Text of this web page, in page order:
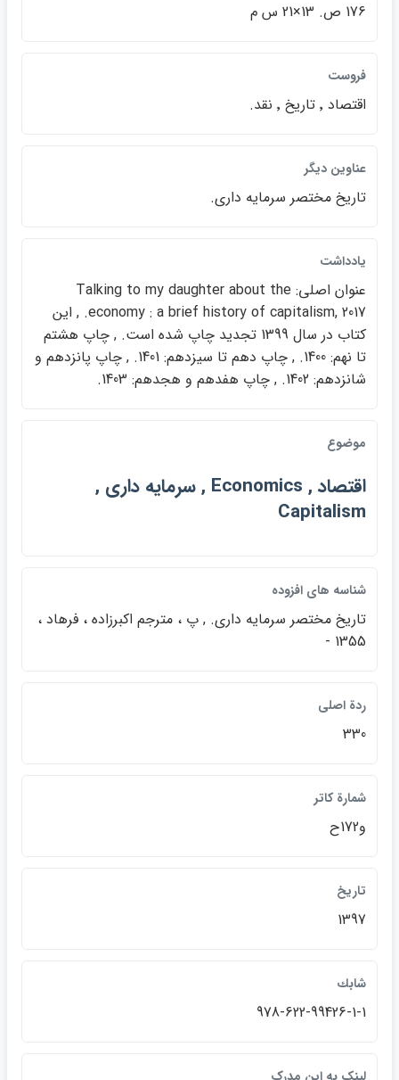
176 ص. 13×21 س م
فروست
اقتصاد ٬ تاريخ ٬ نقد.
عناوين ديگر
تاريخ مختصر سرمايه داري.
يادداشت
عنوان اصلي: Talking to my daughter about the
economy : a brief history of capitalism, 2017. , اين
كتاب در سال 1399 تجديد چاپ شده است. , چاپ هشتم
تا نهم: 1400. , چاپ دهم تا سيزدهم: 1401. , چاپ پانزدهم و
شانزدهم: 1402. , چاپ هفدهم و هجدهم: 1403.
موضوع
اقتصاد , Economics , سرمايه داري ,
Capitalism
شناسه هاي افزوده
تاريخ مختصر سرمايه داري. , پ ، مترجم اكبرزاده ، فرهاد ،
1355 -
ردة اصلي
330
شمارة كاتر
و172ح
تاريخ
1397
شابك
978-622-99426-1-1